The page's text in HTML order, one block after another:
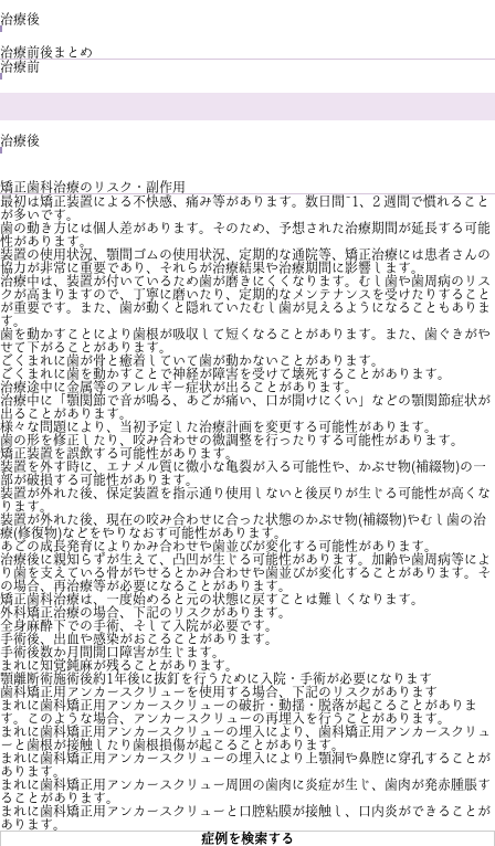
治療後
治療前後まとめ
治療前
治療後
矯正歯科治療のリスク・副作用
最初は矯正装置による不快感、痛み等があります。数日間~1、2 週間で慣れること
が多いです。
歯の動き方には個人差があります。そのため、予想された治療期間が延長する可能
性があります。
装置の使用状況、顎間ゴムの使用状況、定期的な通院等、矯正治療には患者さんの
協力が非常に重要であり、それらが治療結果や治療期間に影響します。
治療中は、装置が付いているため歯が磨きにくくなります。むし歯や歯周病のリス
クが高まりますので、丁寧に磨いたり、定期的なメンテナンスを受けたりすること
が重要です。また、歯が動くと隠れていたむし歯が見えるようになることもありま
す。
歯を動かすことにより歯根が吸収して短くなることがあります。また、歯ぐきがや
せて下がることがあります。
ごくまれに歯が骨と癒着していて歯が動かないことがあります。
ごくまれに歯を動かすことで神経が障害を受けて壊死することがあります。
治療途中に金属等のアレルギー症状が出ることがあります。
治療中に「顎関節で音が鳴る、あごが痛い、口が開けにくい」などの顎関節症状が
出ることがあります。
様々な問題により、当初予定した治療計画を変更する可能性があります。
歯の形を修正したり、咬み合わせの微調整を行ったりする可能性があります。
矯正装置を誤飲する可能性があります。
装置を外す時に、エナメル質に微小な亀裂が入る可能性や、かぶせ物(補綴物)の一
部が破損する可能性があります。
装置が外れた後、保定装置を指示通り使用しないと後戻りが生じる可能性が高くな
ります。
装置が外れた後、現在の咬み合わせに合った状態のかぶせ物(補綴物)やむし歯の治
療(修復物)などをやりなおす可能性があります。
あごの成長発育によりかみ合わせや歯並びが変化する可能性があります。
治療後に親知らずが生えて、凸凹が生じる可能性があります。加齢や歯周病等によ
り歯を支えている骨がやせるとかみ合わせや歯並びが変化することがあります。そ
の場合、再治療等が必要になることがあります。
矯正歯科治療は、一度始めると元の状態に戻すことは難しくなります。
外科矯正治療の場合、下記のリスクがあります。
全身麻酔下での手術、そして入院が必要です。
手術後、出血や感染がおこることがあります。
手術後数か月間開口障害が生じます。
まれに知覚鈍麻が残ることがあります。
顎離断術施術後約1年後に抜釘を行うために入院・手術が必要になります
歯科矯正用アンカースクリューを使用する場合、下記のリスクがあります
まれに歯科矯正用アンカースクリューの破折・動揺・脱落が起こることがありま
す。このような場合、アンカースクリューの再埋入を行うことがあります。
まれに歯科矯正用アンカースクリューの埋入により、歯科矯正用アンカースクリュ
ーと歯根が接触したり歯根損傷が起こることがあります。
まれに歯科矯正用アンカースクリューの埋入により上顎洞や鼻腔に穿孔することが
あります。
まれに歯科矯正用アンカースクリュー周囲の歯肉に炎症が生じ、歯肉が発赤腫脹す
ることがあります。
まれに歯科矯正用アンカースクリューと口腔粘膜が接触し、口内炎ができることが
あります。
症例を検索する